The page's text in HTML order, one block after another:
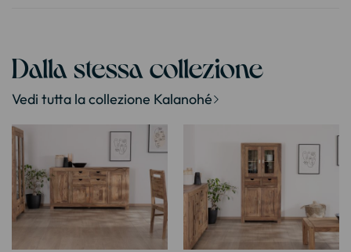
Dalla stessa collezione
Vedi tutta la collezione Kalanohé